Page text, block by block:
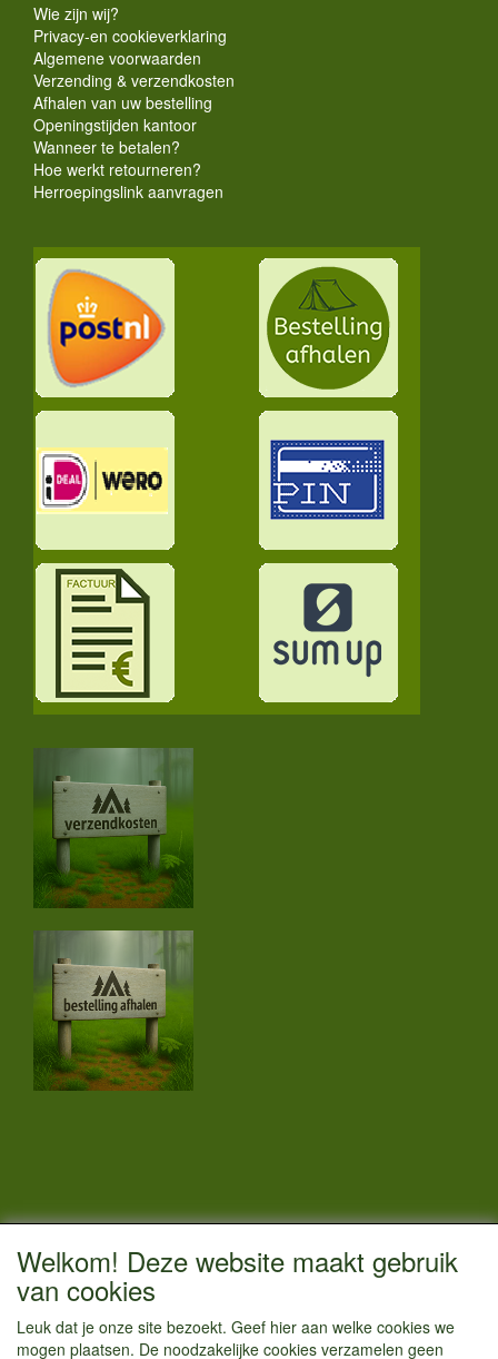
Wie zijn wij?
Privacy-en cookieverklaring
Algemene voorwaarden
Verzending & verzendkosten
Afhalen van uw bestelling
Openingstijden kantoor
Wanneer te betalen?
Hoe werkt retourneren?
Herroepingslink aanvragen
CONTACTGEGEVENS
Vestigingsadres:
Hoofdweg 36
Welkom! Deze website maakt gebruik
van cookies
Leuk dat je onze site bezoekt. Geef hier aan welke cookies we
mogen plaatsen. De noodzakelijke cookies verzamelen geen